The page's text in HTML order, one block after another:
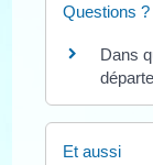
Questions
Dans
Et aussi